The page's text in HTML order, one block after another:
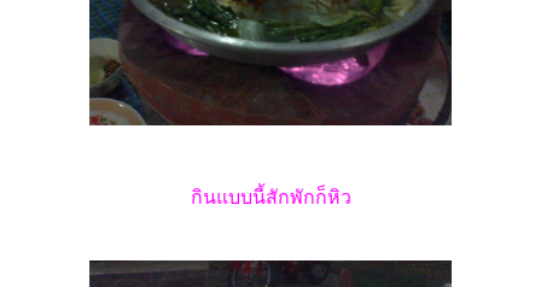
กินแบบนี้สักพักก็หิว